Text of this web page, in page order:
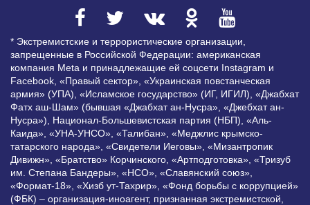
* Экстремистские и террористические организации,
запрещенные в Российской Федерации: американская
компания Meta и принадлежащие ей соцсети Instagram и
Facebook, «Правый сектор», «Украинская повстанческая
армия» (УПА), «Исламское государство» (ИГ, ИГИЛ), «Джабхат
Фатх аш-Шам» (бывшая «Джабхат ан-Нусра», «Джебхат ан-
Нусра»), Национал-Большевистская партия (НБП), «Аль-
Каида», «УНА-УНСО», «Талибан», «Меджлис крымско-
татарского народа», «Свидетели Иеговы», «Мизантропик
Дивижн», «Братство» Корчинского, «Артподготовка», «Тризуб
им. Степана Бандеры», «НСО», «Славянский союз»,
«Формат-18», «Хизб ут-Тахрир», «Фонд борьбы с коррупцией»
(ФБК) – организация-иноагент, признанная экстремистской,